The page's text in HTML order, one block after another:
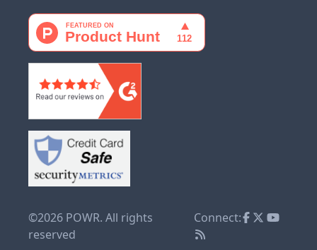
©2026 POWR. All rights
reserved
Connect: